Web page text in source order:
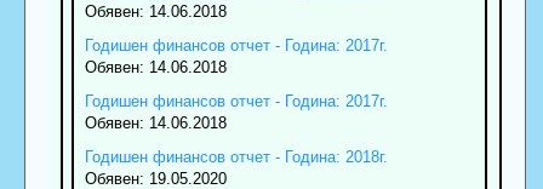
Обявен: 14.06.2018
Годишен финансов отчет - Година: 2017г.
Обявен: 14.06.2018
Годишен финансов отчет - Година: 2017г.
Обявен: 14.06.2018
Годишен финансов отчет - Година: 2018г.
Обявен: 19.05.2020